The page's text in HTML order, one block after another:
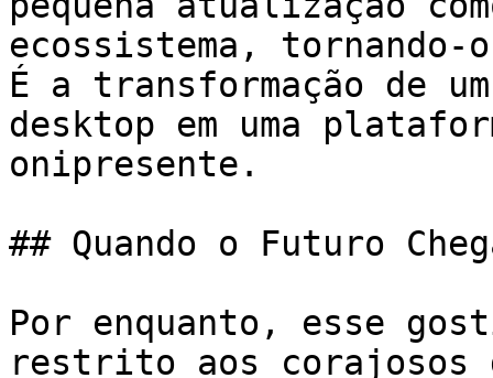
ecossistema,
É a transformação de
desktop em uma
onipresente.
## Quando o Futuro
Por enquanto, esse
restrito aos corajosos